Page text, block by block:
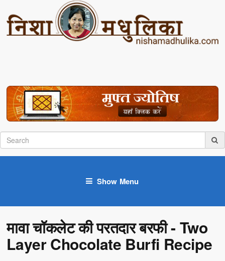
Show Menu
मावा चॉकलेट की परतदार बरफी - Two
Layer Chocolate Burfi Recipe